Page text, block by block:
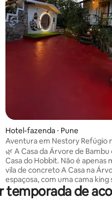
avaliação média de 5, 45
Hotel-fazenda ⋅ Pune
Aventura em
🌿 A Casa da Árvore de Bambu
Casa do Hobbit. Não é apenas mais uma
vila de concreto A Casa na Árvore é
espaçosa, com uma cama king
opção de adicionar duas
solteiro extras, se necessário.
temporada de